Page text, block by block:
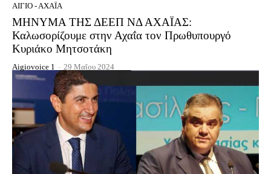
ΑΊΓΙΟ - ΑΧΑΪ́Α
ΜΗΝΥΜΑ ΤΗΣ ΔΕΕΠ ΝΔ ΑΧΑΪΑΣ:
Καλωσορίζουμε στην Αχαΐα τον Πρωθυπουργό
Κυριάκο Μητσοτάκη
Aigiovoice 1 - 29 Μαΐου 2024